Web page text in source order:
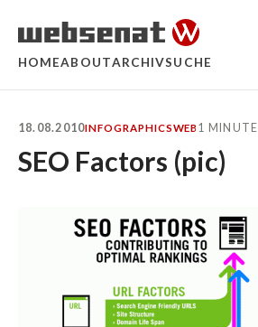
HOMEABOUTARCHIVSUCHE
18.08.2010INFOGRAPHICSWEB1
SEO Factors (pic)